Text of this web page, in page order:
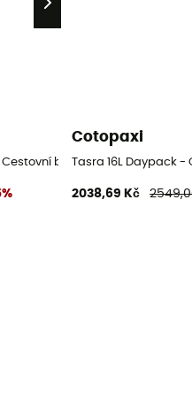
Cestovní batoh
Cotopaxi
Tasra 16L Daypack -
2038,69 Kč